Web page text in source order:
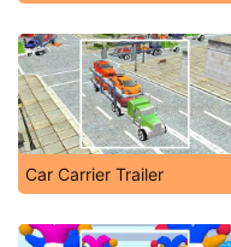
Car Carrier Trailer